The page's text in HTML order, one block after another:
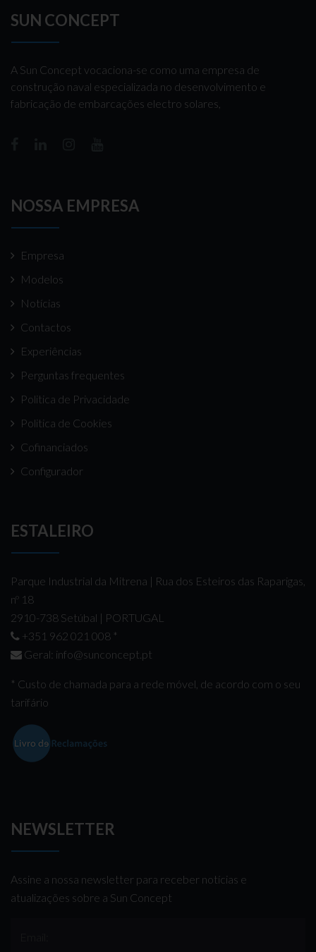
SUN CONCEPT
A Sun Concept vocaciona-se como uma empresa de
construção naval especializada no desenvolvimento e
fabricação de embarcações electro solares,
NOSSA EMPRESA
Empresa
Modelos
Notícias
Contactos
Experiências
Perguntas frequentes
Politica de Privacidade
Politica de Cookies
Cofinanciados
Configurador
ESTALEIRO
Parque Industrial da Mitrena | Rua dos Esteiros das Raparigas,
nº 18
2910-738 Setúbal | PORTUGAL
+351 962 021 008 *
Geral: info@sunconcept.pt
* Custo de chamada para a rede móvel, de acordo com o seu
tarifário
NEWSLETTER
Assine a nossa newsletter para receber notícias e
atualizações sobre a Sun Concept